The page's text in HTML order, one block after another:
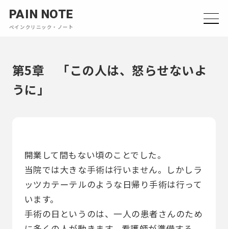
PAIN NOTE
ペインクリニック・ノート
第5章 「この人は、怒らせないよ
うに」
開業して間もない頃のことでした。
当院では大きな手術は行いません。しかしラ
ッツカテーテルのような日帰り手術は行って
います。
手術の日というのは、一人の患者さんのため